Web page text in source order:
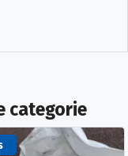
categorie